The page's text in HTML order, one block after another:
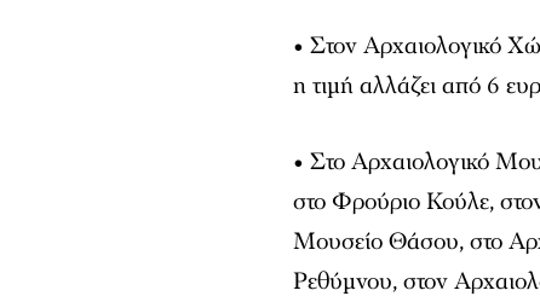
• Στον Αρχαιολογικό
η τιμή αλλάζει από 6
• Στο Αρχαιολογικό
στο Φρούριο Κούλε,
Μουσείο Θάσου, στο
Ρεθύμνου, στον